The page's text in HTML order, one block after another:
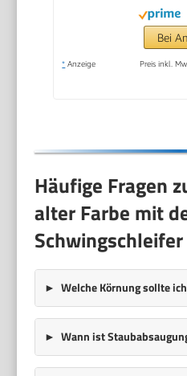
Bei
* Anzeige Preis inkl.
Häufige Fragen
alter Farbe mit
Schwingschleifer
Welche Körnung sollte
Wann ist